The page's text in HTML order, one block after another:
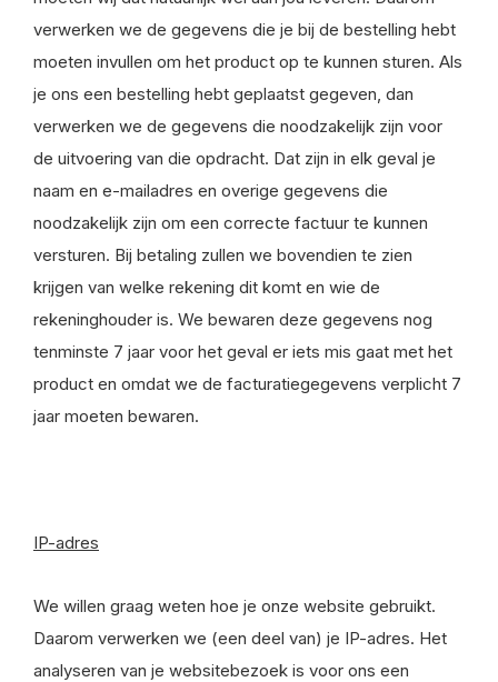
verwerken we de gegevens die je bij de bestelling hebt
moeten invullen om het product op te kunnen sturen. Als
je ons een bestelling hebt geplaatst gegeven, dan
verwerken we de gegevens die noodzakelijk zijn voor
de uitvoering van die opdracht. Dat zijn in elk geval je
naam en e-mailadres en overige gegevens die
noodzakelijk zijn om een correcte factuur te kunnen
versturen. Bij betaling zullen we bovendien te zien
krijgen van welke rekening dit komt en wie de
rekeninghouder is. We bewaren deze gegevens nog
tenminste 7 jaar voor het geval er iets mis gaat met het
product en omdat we de facturatiegegevens verplicht 7
jaar moeten bewaren.
IP-adres
We willen graag weten hoe je onze website gebruikt.
Daarom verwerken we (een deel van) je IP-adres. Het
analyseren van je websitebezoek is voor ons een